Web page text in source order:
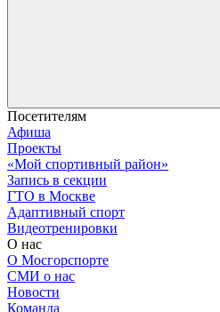
Посетителям
Афиша
Проекты
«Мой спортивный район»
Запись в секции
ГТО в Москве
Адаптивный спорт
Видеотренировки
О нас
О Мосгорспорте
СМИ о нас
Новости
Команда